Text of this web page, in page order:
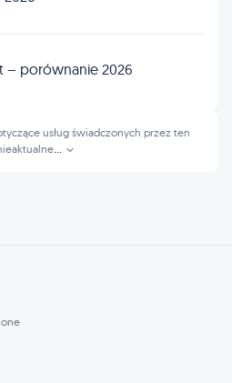
– porównanie 2026
usług świadczonych przez ten